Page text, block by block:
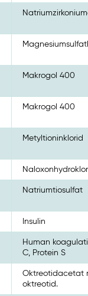
Makrogol 400
Makrogol 400
Metyltioninklorid
Natriumtiosulfat
Insulin
Human
C, Protein S
Oktreotidacetat
oktreotid.